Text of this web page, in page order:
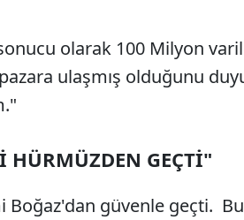
olarak 100 Milyon
ulaşmış olduğunu
HÜRMÜZDEN GEÇTİ"
Boğaz'dan güvenle geçti.